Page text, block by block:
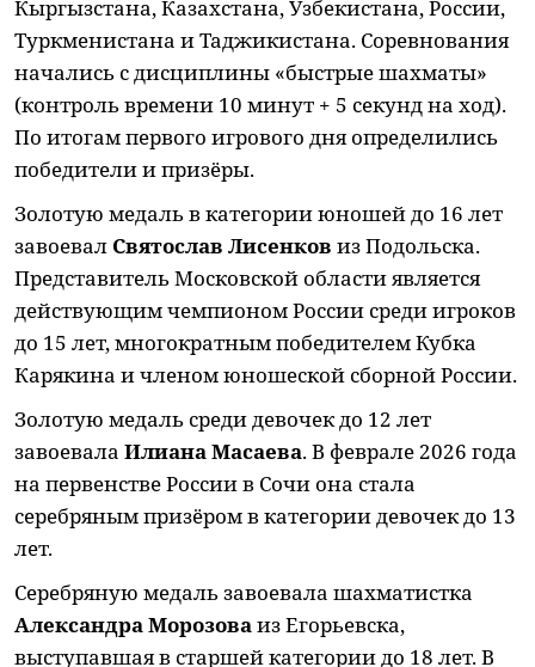
Кыргызстана, Казахстана, Узбекистана, России,
Туркменистана и Таджикистана. Соревнования
начались с дисциплины «быстрые шахматы»
(контроль времени 10 минут + 5 секунд на ход).
По итогам первого игрового дня определились
победители и призёры.
Золотую медаль в категории юношей до 16 лет
завоевал Святослав Лисенков из Подольска.
Представитель Московской области является
действующим чемпионом России среди игроков
до 15 лет, многократным победителем Кубка
Карякина и членом юношеской сборной России.
Золотую медаль среди девочек до 12 лет
завоевала Илиана Масаева. В феврале 2026 года
на первенстве России в Сочи она стала
серебряным призёром в категории девочек до 13
лет.
Серебряную медаль завоевала шахматистка
Александра Морозоваиз Егорьевска,
выступавшая в старшей категории до 18 лет. В